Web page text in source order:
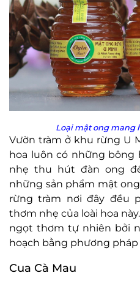
Loại mật ong mang
Vườn tràm ở khu rừng U
hoa luôn có những bông
nhẹ thu hút đàn ong
những sản phẩm mật
rừng tràm nơi đây đều
thơm nhẹ của loài hoa
ngọt thơm tự nhiên bởi
hoạch bằng phương
Cua Cà Mau